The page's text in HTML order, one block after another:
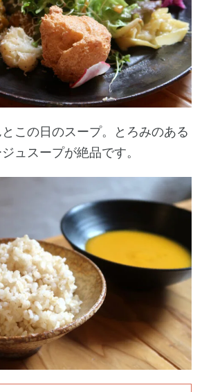
この日のスープ。とろみのある
ュスープが絶品です。